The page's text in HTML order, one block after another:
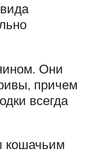
Они
причем
всегда
кошачьим